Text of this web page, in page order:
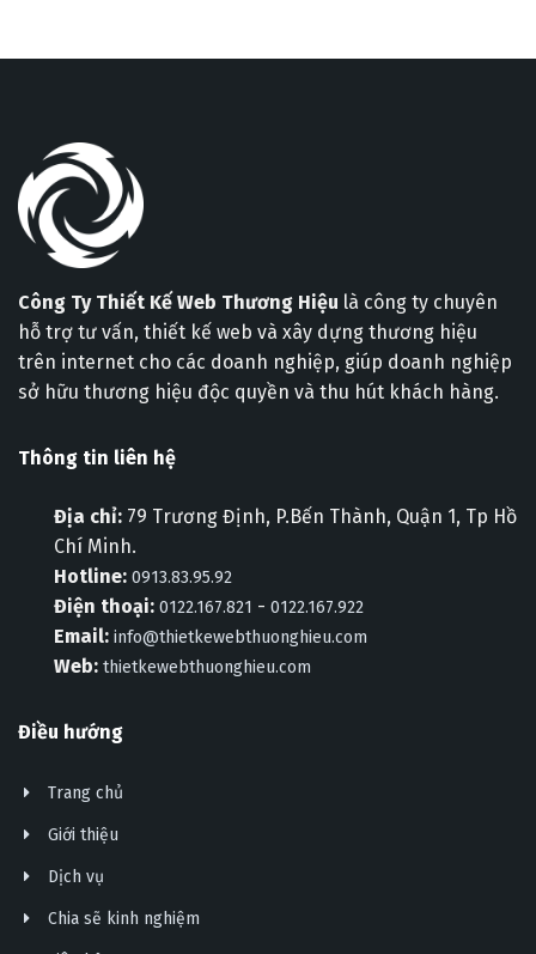
Công Ty Thiết Kế Web Thương Hiệu là công ty chuyên
hỗ trợ tư vấn, thiết kế web và xây dựng thương hiệu
trên internet cho các doanh nghiệp, giúp doanh nghiệp
sở hữu thương hiệu độc quyền và thu hút khách hàng.
Thông tin liên hệ
Địa chỉ: 79 Trương Định, P.Bến Thành, Quận 1, Tp Hồ
Chí Minh.
Hotline: 0913.83.95.92
Điện thoại: 0122.167.821 - 0122.167.922
Email: info@thietkewebthuonghieu.com
Web: thietkewebthuonghieu.com
Điều hướng
Trang chủ
Giới thiệu
Dịch vụ
Chia sẽ kinh nghiệm